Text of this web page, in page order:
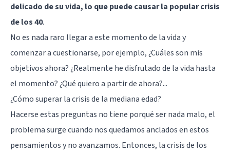
delicado de su vida, lo que puede causar la popular crisis
de los 40.
No es nada raro llegar a este momento de la vida y
comenzar a cuestionarse, por ejemplo, ¿Cuáles son mis
objetivos ahora? ¿Realmente he disfrutado de la vida hasta
el momento? ¿Qué quiero a partir de ahora?...
¿Cómo superar la crisis de la mediana edad?
Hacerse estas preguntas no tiene porqué ser nada malo, el
problema surge cuando nos quedamos anclados en estos
pensamientos y no avanzamos. Entonces, la crisis de los